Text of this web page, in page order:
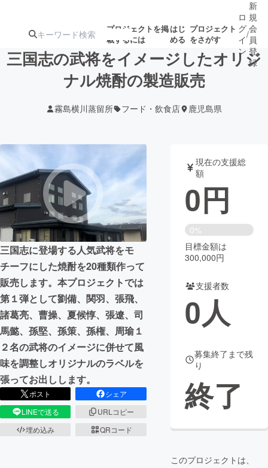
プロジェクトを掲
載するには
はじ
める
プロジェクト
をさがす
注目のリ
ターン
注目の新着プロ
ジェクト
募集終了が近いプ
ロジェクト
されます
音楽
テクノロジー・ガジェット ゲーム・サ
映像・映画 書籍・雑誌
ビジネス・起業 チャレンジ
まちづくり・地域活性化
CAMPFIRE for Social Good
CAMPFIRE Creation
CAMPFIREふるさと納税machi-ya
ロ
グ
イ
ン
/
新
規
会
員
登
録
三国志の武将をイメージしたオリジ
ナル焼酎の製造販売
霧島横川蒸留所 フード・飲食店 鹿児島県
三国志に登場する人気武将をモ
チーフにした焼酎を20種類作って
販売します。本プロジェクトでは
第１弾として劉備、関羽、張飛、
諸葛亮、曹操、夏候惇、張遼、司
馬懿、孫堅、孫策、孫権、周瑜１
２名の武将のイメージに併せて風
味を調整しオリジナルのラベルを
張ってお出しします。
ポスト
シェア
LINEで送る
URLコピー
埋め込み
QRコード
現在の支援総
額
0円
0%
目標金額は
300,000円
支援者数
0人
募集終了まで残
り
終了
このプロジェクトは、